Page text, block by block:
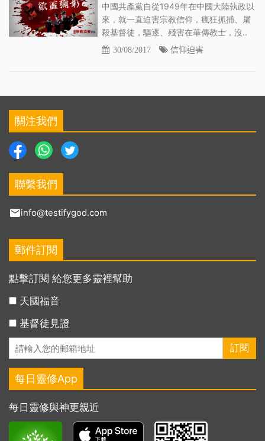
中國共產黨自從1949年在中國大陸執政以
來，就一直迫害宗教信仰，瘋狂抓捕、屠
殺基督徒，驅逐、殘害在華傳教士，沒..
30/08/2017 信仰迫害
關注我們
聯繫我們
info@testifygod.com
郵件訂閱
點擊訂閱 給您更多靈裡幫助
天國福音
基督徒見證
每日靈修App
每日靈修與神更親近